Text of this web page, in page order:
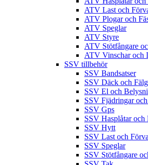
ATV Last och
ATV Plogar och
ATV Speglar
ATV Styre
ATV Stötfångare
ATV Vinschar och
SSV tillbehör
SSV Bandsatser
SSV Däck och Fälg
SSV El och
SSV Fjädringar
SSV Gps
SSV Hasplåtar och
SSV Hytt
SSV Last och
SSV Speglar
SSV Stötfångare